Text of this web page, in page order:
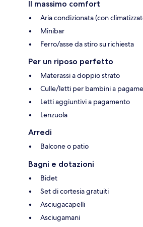
Il massimo comfort
Aria condizionata (con
Minibar
Ferro/asse da stiro su richiesta
Per un riposo perfetto
Materassi a doppio strato
Culle/letti per bambini a
Letti aggiuntivi a pagamento
Lenzuola
Arredi
Balcone o patio
Bagni e dotazioni
Bidet
Set di cortesia gratuiti
Asciugacapelli
Asciugamani